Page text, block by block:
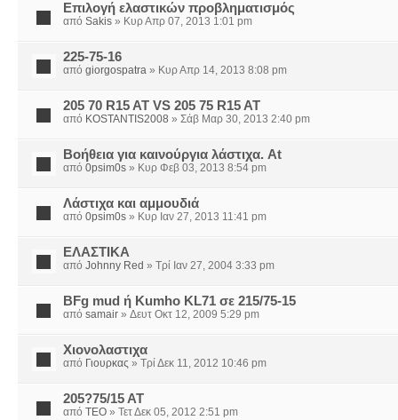
Επιλογή ελαστικών προβληματισμός
από Sakis » Κυρ Απρ 07, 2013 1:01 pm
225-75-16
από giorgospatra » Κυρ Απρ 14, 2013 8:08 pm
205 70 R15 AT VS 205 75 R15 AT
από KOSTANTIS2008 » Σάβ Μαρ 30, 2013 2:40 pm
Βοήθεια για καινούργια λάστιχα. At
από 0psim0s » Κυρ Φεβ 03, 2013 8:54 pm
Λάστιχα και αμμουδιά
από 0psim0s » Κυρ Ιαν 27, 2013 11:41 pm
EΛΑΣΤΙΚΑ
από Johnny Red » Τρί Ιαν 27, 2004 3:33 pm
BFg mud ή Kumho KL71 σε 215/75-15
από samair » Δευτ Οκτ 12, 2009 5:29 pm
Χιονολαστιχα
από Γιουρκας » Τρί Δεκ 11, 2012 10:46 pm
205?75/15 AT
από TEO » Τετ Δεκ 05, 2012 2:51 pm